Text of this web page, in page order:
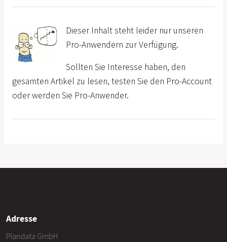
Dieser Inhalt steht leider nur unseren
Pro-Anwendern zur Verfügung.
Sollten Sie Interesse haben, den
gesamten Artikel zu lesen, testen Sie den Pro-Account
oder werden Sie Pro-Anwender.
Adresse
Plandata GmbH